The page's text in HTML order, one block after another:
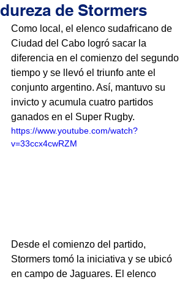
dureza de Stormers
Como local, el elenco sudafricano de
Ciudad del Cabo logró sacar la
diferencia en el comienzo del segundo
tiempo y se llevó el triunfo ante el
conjunto argentino. Así, mantuvo su
invicto y acumula cuatro partidos
ganados en el Super Rugby.
https://www.youtube.com/watch?
v=33ccx4cwRZM
Desde el comienzo del partido,
Stormers tomó la iniciativa y se ubicó
en campo de Jaguares. El elenco